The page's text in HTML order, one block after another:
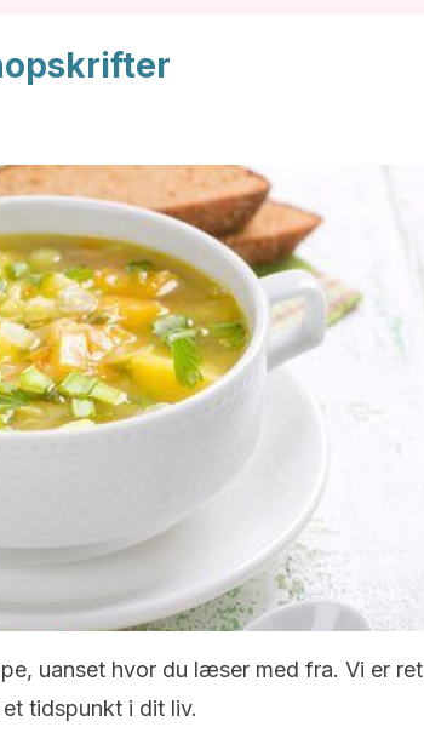
uanset hvor du læser med fra. Vi er ret
tidspunkt i dit liv.